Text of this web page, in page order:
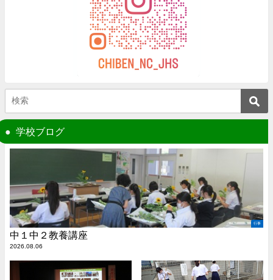
学校ブログ
行事
中１中２教養講座
2026.08.06